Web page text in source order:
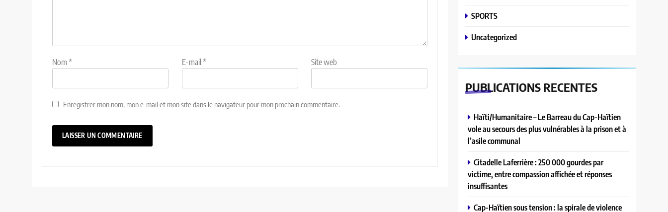
Nom * E-mail * Site web
Enregistrer mon nom, mon e-mail et mon site dans le navigateur pour mon prochain commentaire.
SPORTS
Uncategorized
PUBLICATIONS RECENTES
Haïti/Humanitaire – Le Barreau du Cap-Haïtien
vole au secours des plus vulnérables à la prison et à
l’asile communal
Citadelle Laferrière : 250 000 gourdes par
victime, entre compassion affichée et réponses
insuffisantes
Cap-Haïtien sous tension : la spirale de violence